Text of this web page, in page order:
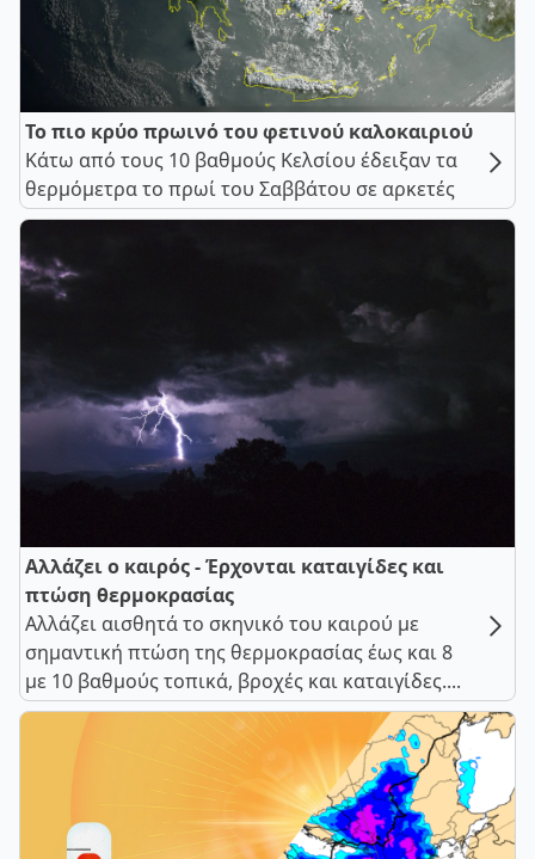
Το πιο κρύο πρωινό του φετινού καλοκαιριού
Κάτω από τους 10 βαθμούς Κελσίου έδειξαν τα
θερμόμετρα το πρωί του Σαββάτου σε αρκετές
Αλλάζει ο καιρός - Έρχονται καταιγίδες και
πτώση θερμοκρασίας
Αλλάζει αισθητά το σκηνικό του καιρού με
σημαντική πτώση της θερμοκρασίας έως και 8
με 10 βαθμούς τοπικά, βροχές και καταιγίδες....